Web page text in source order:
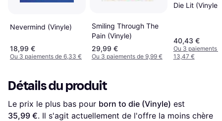
Nevermind (Vinyle)
18,99 €
Ou 3 paiements de 6,33 €
Smiling Through The
Pain (Vinyle)
29,99 €
Ou 3 paiements de 9,99 €
Die Lit (Vinyle)
40,43 €
Ou 3 paiements
13,47 €
Détails du produit
Le prix le plus bas pour born to die (Vinyle)
35,99 €. Il s'agit actuellement de l'offre la moins chère